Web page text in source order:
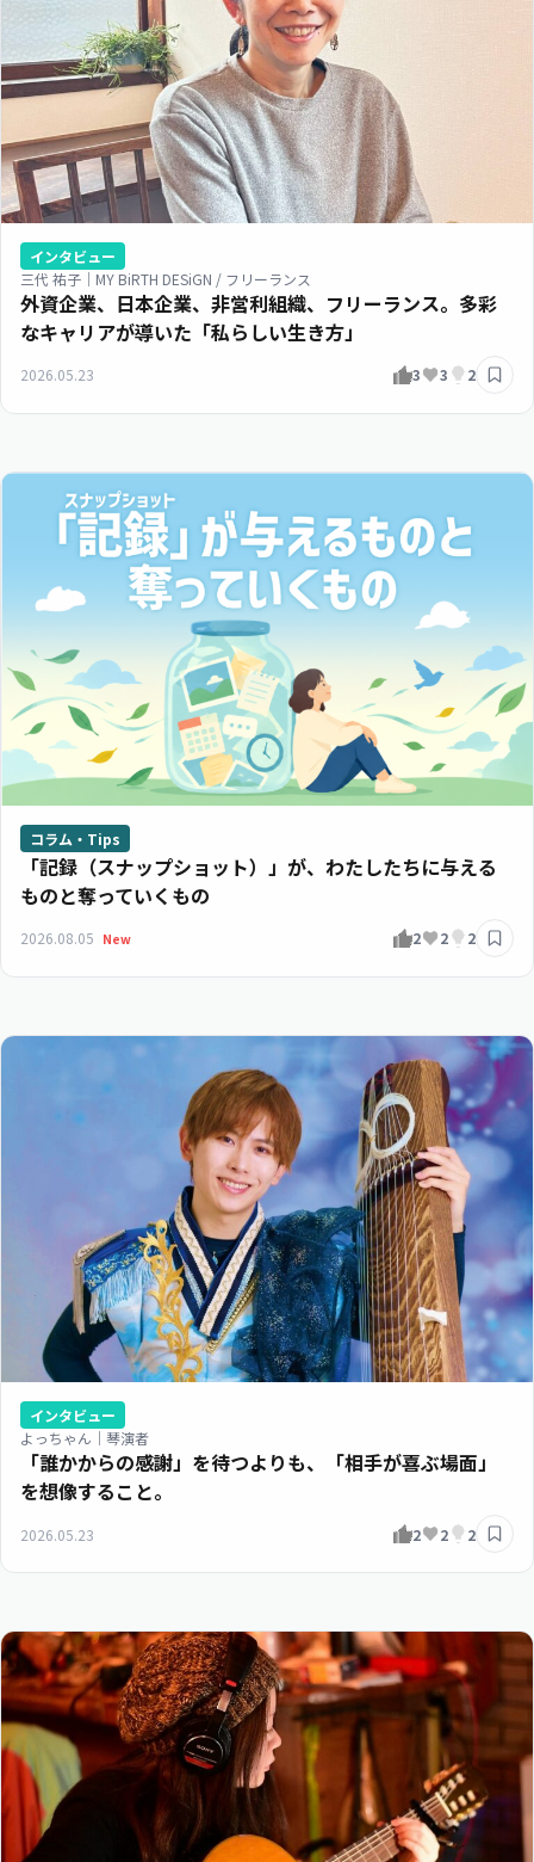
インタビュー
三代 祐子｜MY BiRTH DESiGN / フリーランス
外資企業、日本企業、非営利組織、フリーランス。多彩
なキャリアが導いた「私らしい生き方」
2026.05.23 3 3 2
コラム・Tips
「記録（スナップショット）」が、わたしたちに与える
ものと奪っていくもの
2026.08.05 New 2 2 2
インタビュー
よっちゃん｜琴演者
「誰かからの感謝」を待つよりも、「相手が喜ぶ場面」
を想像すること。
2026.05.23 2 2 2